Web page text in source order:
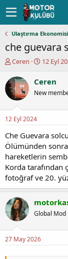
Ulaştırma Ekonomisi
che guevara
K
n
u
y
b
a
ş
l
a
t
a
n
Ceren
B
ş
a
ç
a
r
i
h
i
12 Eyl
Ceren
New
12 Eyl 2024
Che Guevara
Ölümünden
hareketlerin
Korda tarafından
fotoğraf ve 20.
Global Mod
27 May 2026